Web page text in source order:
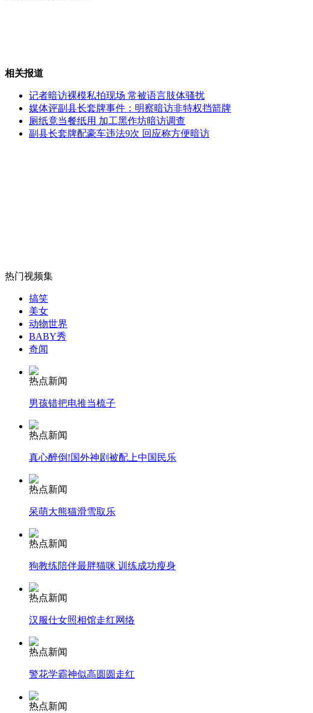
孙杨：从爱哭少年到怒吼“雄狮”
女孩北京地铁殴打老人 痛下狠手拳打脚踢
无痛分娩是否安全 医生回应
外交部：有关国家言论片面不公正
安徽一实载49人客车翻车
走！跟着总书记去植树
纽约上演“枕头大战”
相关报道
记者暗访裸模私拍现场 常被语言肢体骚扰
媒体评副县长套牌事件：明察暗访非特权挡箭牌
厕纸竟当餐纸用 加工黑作坊暗访调查
副县长套牌配豪车违法9次 回应称方便暗访
热门视频集
搞笑
美女
动物世界
BABY秀
奇闻
热点新闻
男孩错把电推当梳子
热点新闻
真心醉倒!国外神剧被配上中国民乐
热点新闻
呆萌大熊猫滑雪取乐
热点新闻
狗教练陪伴最胖猫咪 训练成功瘦身
热点新闻
汉服仕女照相馆走红网络
热点新闻
警花学霸神似高圆圆走红
热点新闻